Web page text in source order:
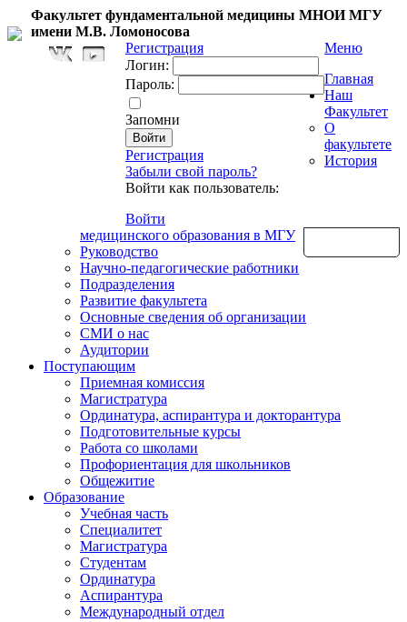
Факультет фундаментальной медицины МНОИ МГУ
имени М.В. Ломоносова
Регистрация
Логин:
Пароль:
Запомни
Регистрация
Забыли свой пароль?
Войти как пользователь:
Войти
Меню
Главная
Наш
Факультет
О
факультете
История
медицинского образования в МГУ
Руководство
Научно-педагогические работники
Подразделения
Развитие факультета
Основные сведения об организации
СМИ о нас
Аудитории
Поступающим
Приемная комиссия
Магистратура
Ординатура, аспирантура и докторантура
Подготовительные курсы
Работа со школами
Профориентация для школьников
Общежитие
Образование
Учебная часть
Специалитет
Магистратура
Студентам
Ординатура
Аспирантура
Международный отдел